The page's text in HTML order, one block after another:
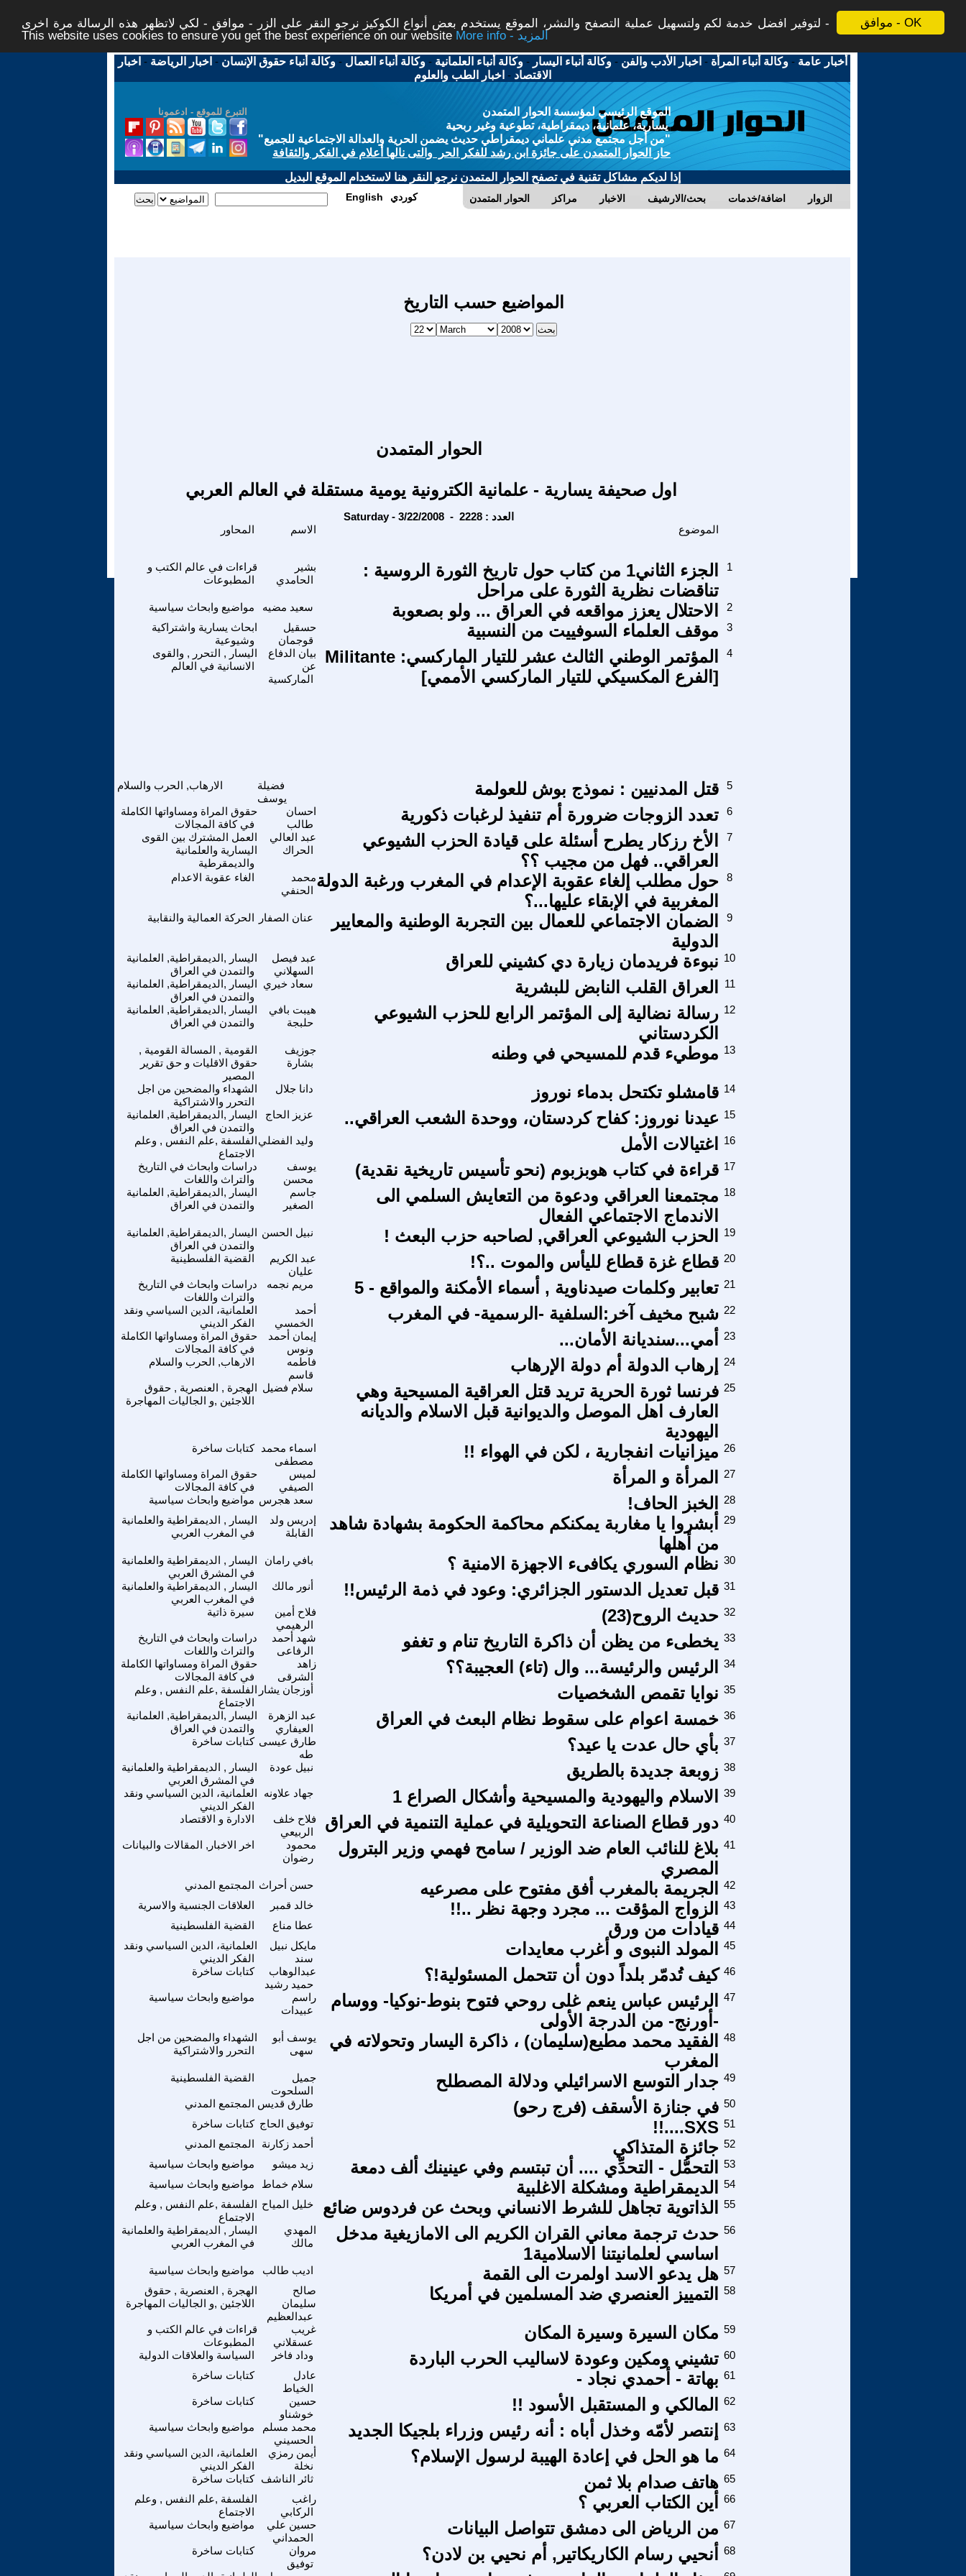
موافق - OK
لتوفير افضل خدمة لكم ولتسهيل عملية التصفح والنشر، الموقع يستخدم بعض أنواع الكوكيز نرجو النقر على الزر - موافق - لكي لاتظهر هذه الرسالة مرة اخرى -
This website uses cookies to ensure you get the best experience on our website
More info - المزيد
أخبار عامة -وكالة أنباء المرأة - اخبار الأدب والفن -وكالة أنباء اليسار -وكالة أنباء العلمانية -وكالة أنباء العمال -وكالة أنباء حقوق الإنسان - اخبار الرياضة - اخبار
الاقتصاد - اخبار الطب والعلوم
التبرع للموقع - ادعمونا
الموقع الرئيسي لمؤسسة الحوار المتمدن
يسارية، علمانية، ديمقراطية، تطوعية وغير ربحية
"من أجل مجتمع مدني علماني ديمقراطي حديث يضمن الحرية والعدالة الاجتماعية للجميع"
حاز الحوار المتمدن على جائزة ابن رشد للفكر الحر والتى نالها أعلام في الفكر والثقافة
إذا لديكم مشاكل تقنية في تصفح الحوار المتمدن نرجو النقر هنا لاستخدام الموقع البديل
الحوار المتمدن مراكز الاخبار بحث/الارشيف اضافة/خدمات الزوار English كوردي
المواضيع حسب التاريخ
الحوار المتمدن
اول صحيفة يسارية - علمانية الكترونية يومية مستقلة في العالم العربي
Saturday - 3/22/2008 - العدد : 2228
الاسم الموضوع
قراءات في عالم الكتب و
المطبوعات
بشير
الحامدي
الجزء الثاني1 من كتاب حول تاريخ الثورة الروسية :
تناقضات نظرية الثورة على مراحل
1
مواضيع وابحاث سياسية سعيد مضيه الاحتلال يعزز مواقعه في العراق ... ولو بصعوبة
2
ابحاث يسارية واشتراكية
وشيوعية
حسقيل
قوجمان
موقف العلماء السوفييت من النسبية 3
اليسار , التحرر , والقوى
الانسانية في العالم
بيان الدفاع
عن
الماركسية
المؤتمر الوطني الثالث عشر للتيار الماركسي: Militante
[الفرع المكسيكي للتيار الماركسي الأممي]
4
الارهاب, الحرب والسلام
فضيلة
يوسف
قتل المدنيين : نموذج بوش للعولمة 5
حقوق المراة ومساواتها الكاملة
في كافة المجالات
احسان
طالب
تعدد الزوجات ضرورة أم تنفيذ لرغبات ذكورية 6
العمل المشترك بين القوى
اليسارية والعلمانية
والديمقرطية
عبد العالي
الحراك
الأخ رزكار يطرح أسئلة على قيادة الحزب الشيوعي
العراقي.. فهل من مجيب ؟؟
7
الغاء عقوبة الاعدام
محمد
الحنفي حول مطلب إلغاء عقوبة الإعدام في المغرب ورغبة الدولة
المغربية في الإبقاء عليها...؟
8
الحركة العمالية والنقابية عنان الصفار
الضمان الاجتماعي للعمال بين التجربة الوطنية والمعايير
الدولية
9
اليسار ,الديمقراطية, العلمانية
والتمدن في العراق
عبد فيصل
السهلاني
نبوءة فريدمان زيارة دي كشيني للعراق 10
اليسار ,الديمقراطية, العلمانية
والتمدن في العراق
سعاد خيري العراق القلب النابض للبشرية 11
اليسار ,الديمقراطية, العلمانية
والتمدن في العراق
هيبت بافي
حلبجة
رسالة نضالية إلى المؤتمر الرابع للحزب الشيوعي
الكردستاني
12
القومية , المسالة القومية ,
حقوق الاقليات و حق تقرير
المصير
جوزيف
بشارة
موطيء قدم للمسيحي في وطنه 13
الشهداء والمضحين من اجل
التحرر والاشتراكية
دانا جلال قامشلو تكتحل بدماء نوروز 14
اليسار ,الديمقراطية, العلمانية
والتمدن في العراق
عزيز الحاج عيدنا نوروز: كفاح كردستان، ووحدة الشعب العراقي.. 15
الفلسفة ,علم النفس , وعلم
الاجتماع
وليد الفضلي اغتيالات الأمل 16
دراسات وابحاث في التاريخ
والتراث واللغات
يوسف
محسن
قراءة في كتاب هوبزبوم (نحو تأسيس تاريخية نقدية) 17
اليسار ,الديمقراطية, العلمانية
والتمدن في العراق
جاسم
الصغير
مجتمعنا العراقي ودعوة من التعايش السلمي الى
الاندماج الاجتماعي الفعال
18
اليسار ,الديمقراطية, العلمانية
والتمدن في العراق
نبيل الحسن الحزب الشيوعي العراقي, لصاحبه حزب البعث ! 19
القضية الفلسطينية
عبد الكريم
عليان
قطاع غزة قطاع لليأس والموت ..؟! 20
دراسات وابحاث في التاريخ
والتراث واللغات
مريم نجمه تعابير وكلمات صيدناوية , أسماء الأمكنة والمواقع - 5 21
العلمانية، الدين السياسي ونقد
الفكر الديني
أحمد
الخمسي
شبح مخيف آخر:السلفية -الرسمية- في المغرب 22
حقوق المراة ومساواتها الكاملة
في كافة المجالات
إيمان أحمد
ونوس
أمي...سنديانة الأمان... 23
الارهاب, الحرب والسلام
فاطمه
قاسم
إرهاب الدولة أم دولة الإرهاب 24
الهجرة , العنصرية , حقوق
اللاجئين ,و الجاليات المهاجرة
سلام فضيل
فرنسا ثورة الحرية تريد قتل العراقية المسيحية وهي
العارف اهل الموصل والديوانية قبل الاسلام والديانه
اليهودية
25
كتابات ساخرة اسماء محمد
مصطفى
ميزانيات انفجارية ، لكن في الهواء !! 26
حقوق المراة ومساواتها الكاملة
في كافة المجالات
لميس
الصيفي
المرأة و المرأة 27
مواضيع وابحاث سياسية سعد هجرس الخبز الحاف!
28
اليسار , الديمقراطية والعلمانية
في المغرب العربي
إدريس ولد
القابلة
أبشروا يا مغاربة يمكنكم محاكمة الحكومة بشهادة شاهد
من أهلها
29
اليسار , الديمقراطية والعلمانية
في المشرق العربي
بافي رامان نظام السوري يكافىء الاجهزة الامنية ؟ 30
اليسار , الديمقراطية والعلمانية
في المغرب العربي
أنور مالك قبل تعديل الدستور الجزائري: وعود في ذمة الرئيس!! 31
سيرة ذاتية
فلاح أمين
الرهيمي
حديث الروح(23) 32
دراسات وابحاث في التاريخ
والتراث واللغات
شهد أحمد
الرفاعى
يخطىء من يظن أن ذاكرة التاريخ تنام و تغفو 33
حقوق المراة ومساواتها الكاملة
في كافة المجالات
زاهد
الشرقى
الرئيس والرئيسة... وال (تاء) العجيبة؟؟ 34
الفلسفة ,علم النفس , وعلم
الاجتماع
أوزجان يشار نوايا تقمص الشخصيات 35
اليسار ,الديمقراطية, العلمانية
والتمدن في العراق
عبد الزهرة
العيفاري
خمسة اعوام على سقوط نظام البعث في العراق 36
كتابات ساخرة طارق عيسى
طه
بأي حال عدت يا عيد؟ 37
اليسار , الديمقراطية والعلمانية
في المشرق العربي
نبيل عودة زوبعة جديدة بالطريق 38
العلمانية، الدين السياسي ونقد
الفكر الديني
جهاد علاونه الاسلام واليهودية والمسيحية وأشكال الصراع 1 39
الادارة و الاقتصاد
فلاح خلف
الربيعي
دور قطاع الصناعة التحويلية في عملية التنمية في العراق 40
اخر الاخبار, المقالات والبيانات
محمود
رضوان
بلاغ للنائب العام ضد الوزير / سامح فهمي وزير البترول
المصري
41
المجتمع المدني حسن أحراث الجريمة بالمغرب أفق مفتوح على مصرعيه
42
العلاقات الجنسية والاسرية
خالد قمبر الزواج المؤقت ... مجرد وجهة نظر ..!!
43
القضية الفلسطينية
عطا مناع قيادات من ورق 44
العلمانية، الدين السياسي ونقد
الفكر الديني
مايكل نبيل
سند
المولد النبوى و أغرب معايدات 45
كتابات ساخرة
عبدالوهاب
حميد رشيد
كيف تُدمّر بلداً دون أن تتحمل المسئولية!؟ 46
مواضيع وابحاث سياسية
راسم
عبيدات
الرئيس عباس ينعم غلى روحي فتوح بنوط-نوكيا- ووسام
-أورنج- من الدرجة الأولى
47
الشهداء والمضحين من اجل
التحرر والاشتراكية
يوسف أبو
سهى
الفقيد محمد مطيع(سليمان) ، ذاكرة اليسار وتحولاته في
المغرب
48
القضية الفلسطينية
جميل
السلحوت
جدار التوسع الاسرائيلي ودلالة المصطلح 49
المجتمع المدني طارق قديس في جنازة الأسقف (فرج رحو) 50
كتابات ساخرة توفيق الحاج SXS....!! 51
المجتمع المدني
أحمد زكارنة جائزة المتذاكي 52
مواضيع وابحاث سياسية
زيد ميشو التحمُّل - التحدِّي .... أن تبتسم وفي عينينك ألف دمعة
53
مواضيع وابحاث سياسية
سلام خماط الديمقراطية ومشكلة الاغلبية
54
الفلسفة ,علم النفس , وعلم
الاجتماع
خليل المياح الذاتوية تجاهل للشرط الانساني وبحث عن فردوس ضائع 55
اليسار , الديمقراطية والعلمانية
في المغرب العربي
المهدي
مالك
حدث ترجمة معاني القران الكريم الى الامازيغية مدخل
اساسي لعلمانيتنا الاسلامية1
56
مواضيع وابحاث سياسية اديب طالب هل يدعو الاسد اولمرت الى القمة 57
الهجرة , العنصرية , حقوق
اللاجئين ,و الجاليات المهاجرة
صالح
سليمان
عبدالعظيم
التمييز العنصري ضد المسلمين في أمريكا 58
قراءات في عالم الكتب و
المطبوعات
غريب
عسقلاني
مكان السيرة وسيرة المكان 59
السياسة والعلاقات الدولية وداد فاخر تشيني ومكين وعودة لاساليب الحرب الباردة 60
كتابات ساخرة
عادل
الخياط
بهاتة - أحمدي نجاد - 61
كتابات ساخرة
حسين
خوشناو
المالكي و المستقبل الأسود !! 62
مواضيع وابحاث سياسية
محمد مسلم
الحسيني
إنتصر لأمّه وخذل أباه : أنه رئيس وزراء بلجيكا الجديد 63
العلمانية، الدين السياسي ونقد
الفكر الديني
أيمن رمزي
نخلة
ما هو الحل في إعادة الهيبة لرسول الإسلام؟ 64
كتابات ساخرة ثائر الناشف هاتف صدام بلا ثمن 65
الفلسفة ,علم النفس , وعلم
الاجتماع
راغب
الركابي
أين الكتاب العربي ؟ 66
مواضيع وابحاث سياسية
حسين علي
الحمداني
من الرياض الى دمشق تتواصل البيانات 67
كتابات ساخرة
مروان
توفيق
أنحيي رسام الكاريكاتير, أم نحيي بن لادن؟ 68